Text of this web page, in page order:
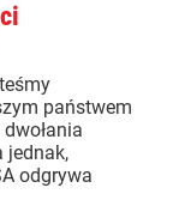
państwem
jednak,
odgrywa